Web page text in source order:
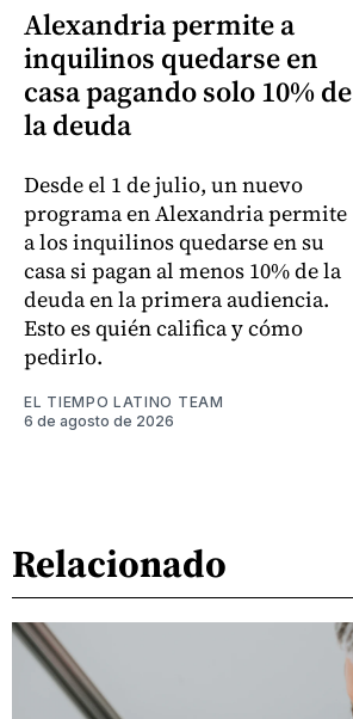
Alexandria permite a
inquilinos quedarse en
casa pagando solo 10% de
la deuda
Desde el 1 de julio, un nuevo
programa en Alexandria permite
a los inquilinos quedarse en su
casa si pagan al menos 10% de la
deuda en la primera audiencia.
Esto es quién califica y cómo
pedirlo.
EL TIEMPO LATINO TEAM
6 de agosto de 2026
Relacionado